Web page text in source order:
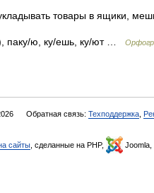
товары в ящики,
паку/ю, ку/ешь, ку/ют …
Обратная связь: Техподдержка
сайты , сделанные на PHP, Joomla,